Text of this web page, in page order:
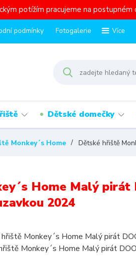
potížím pracujeme na
podmínky Fotogalerie Více
Dětské domečky
Monkey´s Home Dětské hřiště
Home Malý
2024